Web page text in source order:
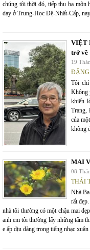
chúng tôi thời đó, tiếp thu ba môn
dạy ở Trung-Học Đệ-Nhất-Cấp,
VIỆT
trở về
19
ĐẶNG
Tôi
Không
khiến
Trang,
của
không
MAI
08
THÁI
Nhà
rất
nhà tôi thường có một chậu mai
anh em tôi thường lấy những tấm
e ấp dịu dàng trong tiếng nhạc